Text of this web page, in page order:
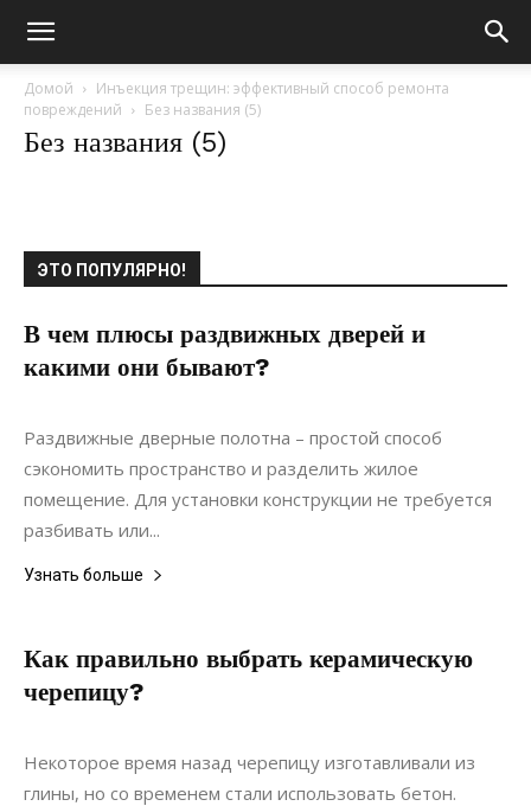
Домой
Инъекция трещин: эффективный способ ремонта
повреждений
Без названия (5)
Без названия (5)
ЭТО ПОПУЛЯРНО!
В чем плюсы раздвижных дверей и
какими они бывают?
22.01.2019
Раздвижные дверные полотна – простой способ
сэкономить пространство и разделить жилое
помещение. Для установки конструкции не требуется
разбивать или...
Узнать больше
Как правильно выбрать керамическую
черепицу?
18.05.2020
Некоторое время назад черепицу изготавливали из
глины, но со временем стали использовать бетон.